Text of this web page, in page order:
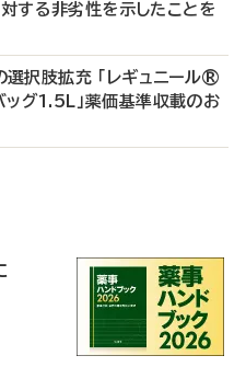
る非劣性を示したことを
択肢拡充 「レギュニール®
グ1.5L」薬価基準収載のお